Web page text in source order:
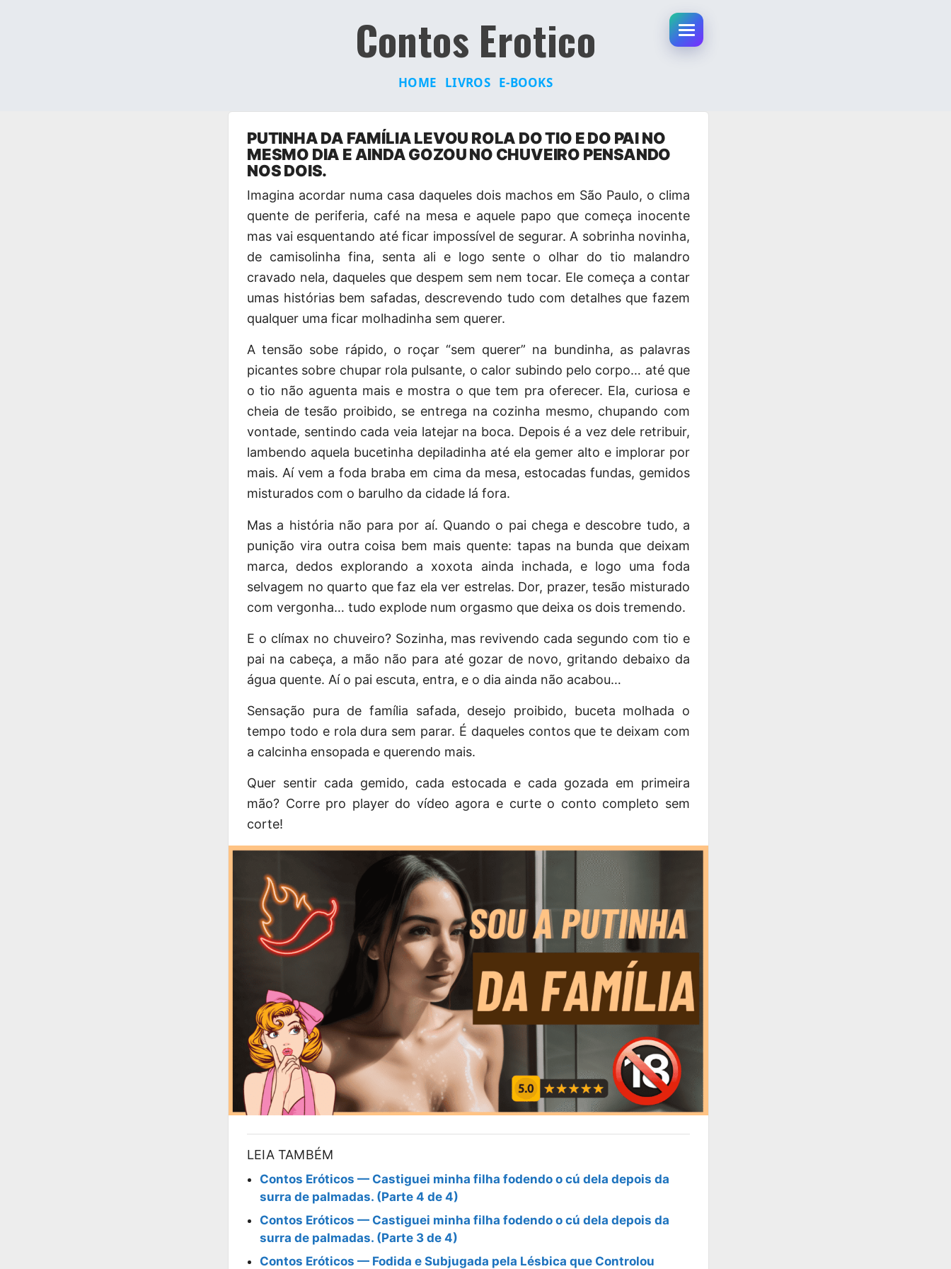
Contos Erotico
HOME LIVROS E-BOOKS
PUTINHA DA FAMÍLIA LEVOU ROLA DO TIO E DO PAI NO
MESMO DIA E AINDA GOZOU NO CHUVEIRO PENSANDO
NOS DOIS.
Imagina acordar numa casa daqueles dois machos em São Paulo, o clima
quente de periferia, café na mesa e aquele papo que começa inocente
mas vai esquentando até ficar impossível de segurar. A sobrinha novinha,
de camisolinha fina, senta ali e logo sente o olhar do tio malandro
cravado nela, daqueles que despem sem nem tocar. Ele começa a contar
umas histórias bem safadas, descrevendo tudo com detalhes que fazem
qualquer uma ficar molhadinha sem querer.
A tensão sobe rápido, o roçar “sem querer” na bundinha, as palavras
picantes sobre chupar rola pulsante, o calor subindo pelo corpo… até que
o tio não aguenta mais e mostra o que tem pra oferecer. Ela, curiosa e
cheia de tesão proibido, se entrega na cozinha mesmo, chupando com
vontade, sentindo cada veia latejar na boca. Depois é a vez dele retribuir,
lambendo aquela bucetinha depiladinha até ela gemer alto e implorar por
mais. Aí vem a foda braba em cima da mesa, estocadas fundas, gemidos
misturados com o barulho da cidade lá fora.
Mas a história não para por aí. Quando o pai chega e descobre tudo, a
punição vira outra coisa bem mais quente: tapas na bunda que deixam
marca, dedos explorando a xoxota ainda inchada, e logo uma foda
selvagem no quarto que faz ela ver estrelas. Dor, prazer, tesão misturado
com vergonha… tudo explode num orgasmo que deixa os dois tremendo.
E o clímax no chuveiro? Sozinha, mas revivendo cada segundo com tio e
pai na cabeça, a mão não para até gozar de novo, gritando debaixo da
água quente. Aí o pai escuta, entra, e o dia ainda não acabou…
Sensação pura de família safada, desejo proibido, buceta molhada o
tempo todo e rola dura sem parar. É daqueles contos que te deixam com
a calcinha ensopada e querendo mais.
Quer sentir cada gemido, cada estocada e cada gozada em primeira
mão? Corre pro player do vídeo agora e curte o conto completo sem
corte!
LEIA TAMBÉM
Contos Eróticos — Castiguei minha filha fodendo o cú dela depois da
surra de palmadas. (Parte 4 de 4)
Contos Eróticos — Castiguei minha filha fodendo o cú dela depois da
surra de palmadas. (Parte 3 de 4)
Contos Eróticos — Fodida e Subjugada pela Lésbica que Controlou
Abrir menu da conta